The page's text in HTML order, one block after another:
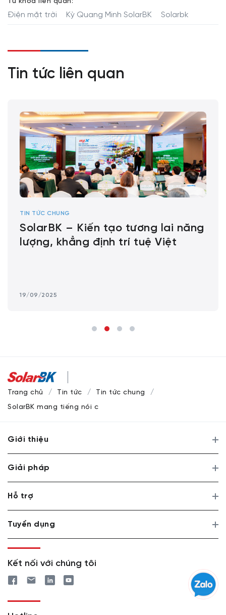
Điện mặt trời Kỳ Quang Minh SolarBK Solarbk
Tin tức liên quan
TIN TỨC CHUNG
SolarBK – Kiến tạo tương lai năng
lượng, khẳng định trí tuệ Việt
19/09/2025
Trang chủ Tin tức
Tin tức chung
SolarBK mang tiếng nói của doanh nghiệp năng lượng tái
Giới thiệu
Giải pháp
Hỗ trợ
Tuyển dụng
Kết nối với chúng tôi